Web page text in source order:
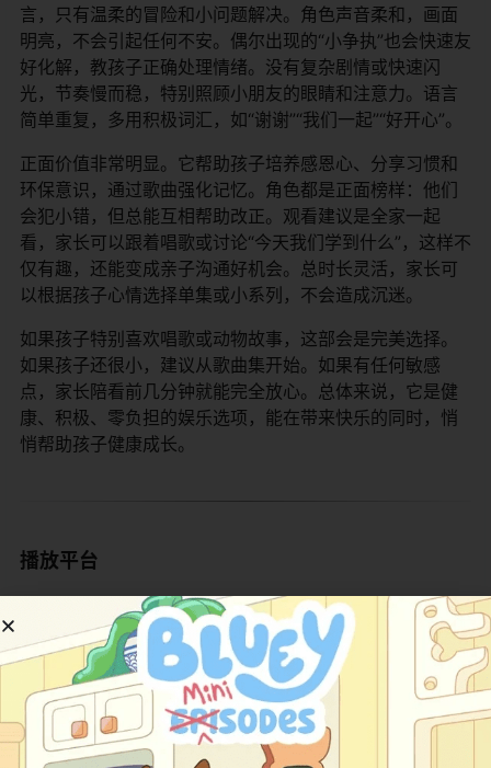
言，只有温柔的冒险和小问题解决。角色声音柔和，画面
明亮，不会引起任何不安。偶尔出现的“小争执”也会快速友
好化解，教孩子正确处理情绪。没有复杂剧情或快速闪
光，节奏慢而稳，特别照顾小朋友的眼睛和注意力。语言
简单重复，多用积极词汇，如“谢谢”“我们一起”“好开心”。
正面价值非常明显。它帮助孩子培养感恩心、分享习惯和
环保意识，通过歌曲强化记忆。角色都是正面榜样：他们
会犯小错，但总能互相帮助改正。观看建议是全家一起
看，家长可以跟着唱歌或讨论“今天我们学到什么”，这样不
仅有趣，还能变成亲子沟通好机会。总时长灵活，家长可
以根据孩子心情选择单集或小系列，不会造成沉迷。
如果孩子特别喜欢唱歌或动物故事，这部会是完美选择。
如果孩子还很小，建议从歌曲集开始。如果有任何敏感
点，家长陪看前几分钟就能完全放心。总体来说，它是健
康、积极、零负担的娱乐选项，能在带来快乐的同时，悄
悄帮助孩子健康成长。
播放平台
《The Eggies》主要在Netflix平台独家提供完整内容。用
户登录后搜索标题，就能找到所有集数，支持多语言字幕
和配音，包括中文选项，让全球家庭都能轻松观看。
Netflix覆盖广泛，支持下载离线，适合旅行或 bedtime 使
用。
除了Netflix，YouTube官方频道“The Eggies World”也有